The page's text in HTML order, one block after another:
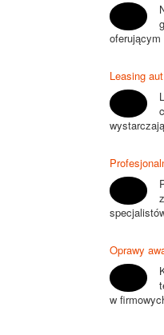
Leasing
Oprawy
w